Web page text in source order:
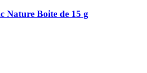
Nature Boite de 15 g